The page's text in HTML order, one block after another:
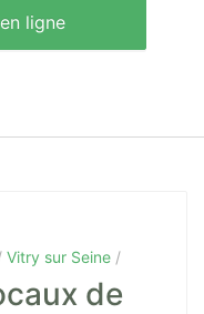
ligne
Vitry sur Seine
de